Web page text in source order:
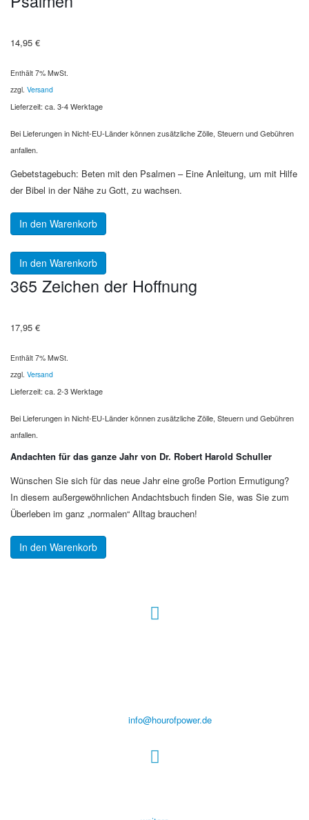
14,95 €
Enthält 7% MwSt.
zzgl. Versand
Lieferzeit: ca. 3-4 Werktage
Bei Lieferungen in Nicht-EU-Länder können zusätzliche Zölle, Steuern und Gebühren
anfallen.
Gebetstagebuch: Beten mit den Psalmen – Eine Anleitung, um mit Hilfe
der Bibel in der Nähe zu Gott, zu wachsen.
In den Warenkorb
In den Warenkorb
365 Zeichen der Hoffnung
17,95 €
Enthält 7% MwSt.
zzgl. Versand
Lieferzeit: ca. 2-3 Werktage
Bei Lieferungen in Nicht-EU-Länder können zusätzliche Zölle, Steuern und Gebühren
anfallen.
Andachten für das ganze Jahr von Dr. Robert Harold Schuller
Wünschen Sie sich für das neue Jahr eine große Portion Ermutigung?
In diesem außergewöhnlichen Andachtsbuch finden Sie, was Sie zum
Überleben im ganz „normalen“ Alltag brauchen!
In den Warenkorb
info@hourofpower.de